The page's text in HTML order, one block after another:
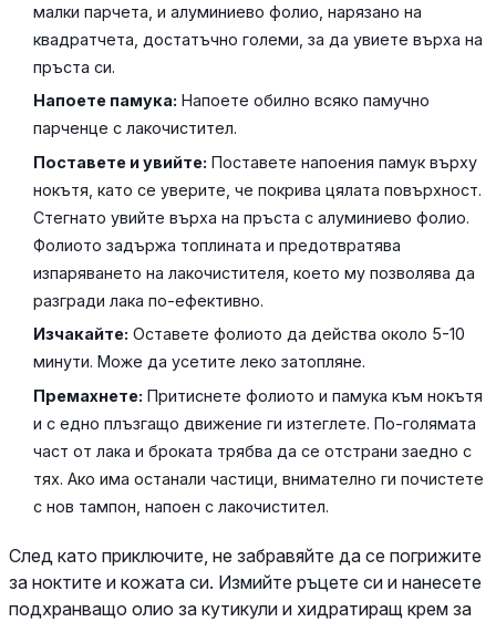
малки парчета, и алуминиево фолио, нарязано на
квадратчета, достатъчно големи, за да увиете върха на
пръста си.
Напоете памука: Напоете обилно всяко памучно
парченце с лакочистител.
Поставете и увийте: Поставете напоения памук върху
нокътя, като се уверите, че покрива цялата повърхност.
Стегнато увийте върха на пръста с алуминиево фолио.
Фолиото задържа топлината и предотвратява
изпаряването на лакочистителя, което му позволява да
разгради лака по-ефективно.
Изчакайте: Оставете фолиото да действа около 5-10
минути. Може да усетите леко затопляне.
Премахнете: Притиснете фолиото и памука към нокътя
и с едно плъзгащо движение ги изтеглете. По-голямата
част от лака и броката трябва да се отстрани заедно с
тях. Ако има останали частици, внимателно ги почистете
с нов тампон, напоен с лакочистител.
След като приключите, не забравяйте да се погрижите
за ноктите и кожата си. Измийте ръцете си и нанесете
подхранващо олио за кутикули и хидратиращ крем за